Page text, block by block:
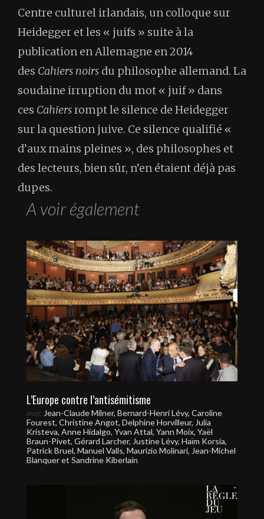
Centre culturel irlandais, un colloque sur
Heidegger et les « juifs » suite à la
publication en Allemagne en 2014
des Cahiers noirs du philosophe allemand. La
soudaine irruption du mot « juif » dans
ces Cahiersrompt le silence de Heidegger
sur la question juive. Ce silence qualifié «
d’aux mains pleines », des philosophes et
des lecteurs, bien sûr, n’en étaient déjà pas
dupes.
A voir également
L’Europe contre l’antisémitisme
avec Jean-Claude Milner, Bernard-Henri Lévy, Caroline
Fourest, Christine Angot, Delphine Horvilleur, Julia
Kristeva, Anne Hidalgo, Yvan Attal, Yann Moix, Yaël
Braun-Pivet, Gérard Larcher, Justine Lévy, Haïm Korsia,
Patrick Bruel, Manuel Valls, Maurizio Molinari, Jean-Michel
Blanquer et Sandrine Kiberlain